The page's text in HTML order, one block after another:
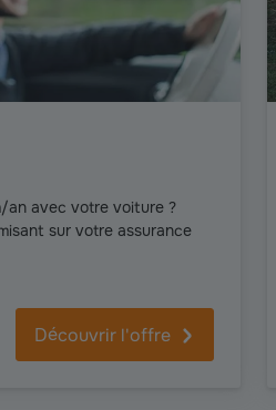
an avec votre voiture ?
sur votre assurance
Découvrir l'offre